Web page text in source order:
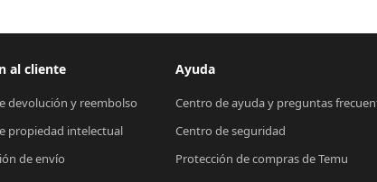
al cliente
devolución y reembolso
propiedad intelectual
de envío
Ayuda
Centro de ayuda y preguntas
Centro de seguridad
Protección de compras de Temu